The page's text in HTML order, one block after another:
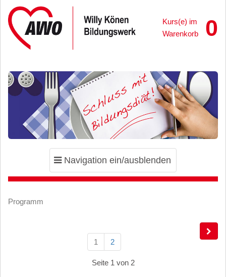
0
Kurs(e) im
Warenkorb
Toggle
navigation
Navigation ein/ausblenden
Programm
1 2
Seite 1 von 2